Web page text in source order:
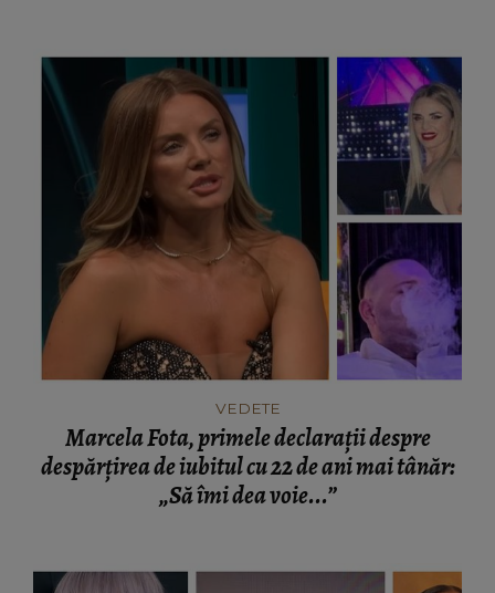
VEDETE
Marcela Fota, primele declarații despre
despărțirea de iubitul cu 22 de ani mai tânăr:
„Să îmi dea voie...”